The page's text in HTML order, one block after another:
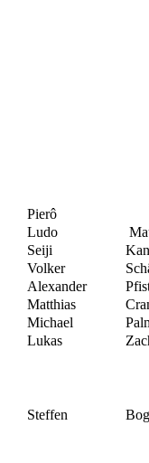
Pierô
Ludo
Seiji
Volker
Alexander
Matthias
Michael
Lukas
Steffen